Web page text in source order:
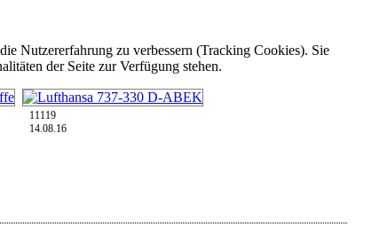
11119
14.08.16
Nutzererfahrung zu verbessern (Tracking Cookies). Sie
der Seite zur Verfügung stehen.